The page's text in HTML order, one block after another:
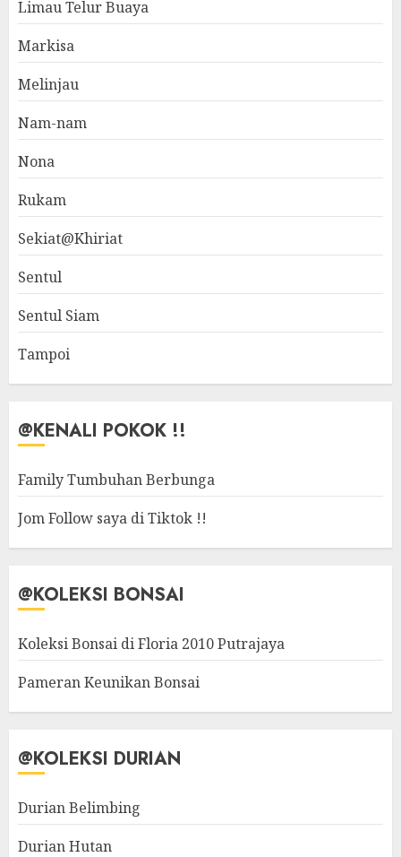
Limau Telur Buaya
Markisa
Melinjau
Nam-nam
Nona
Rukam
Sekiat@Khiriat
Sentul
Sentul Siam
Tampoi
@KENALI POKOK !!
Family Tumbuhan Berbunga
Jom Follow saya di Tiktok !!
@KOLEKSI BONSAI
Koleksi Bonsai di Floria 2010 Putrajaya
Pameran Keunikan Bonsai
@KOLEKSI DURIAN
Durian Belimbing
Durian Hutan